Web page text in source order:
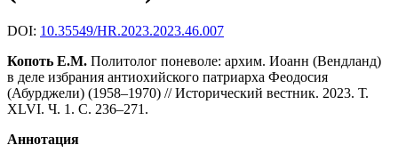
DOI: 10.35549/HR.2023.2023.46.007
Копоть Е.М. Политолог поневоле: архим. Иоанн (Вендланд)
в деле избрания антиохийского патриарха Феодосия
(Абурджели) (1958–1970) // Исторический вестник. 2023. Т.
XLVI. Ч. 1. С. 236–271.
Аннотация